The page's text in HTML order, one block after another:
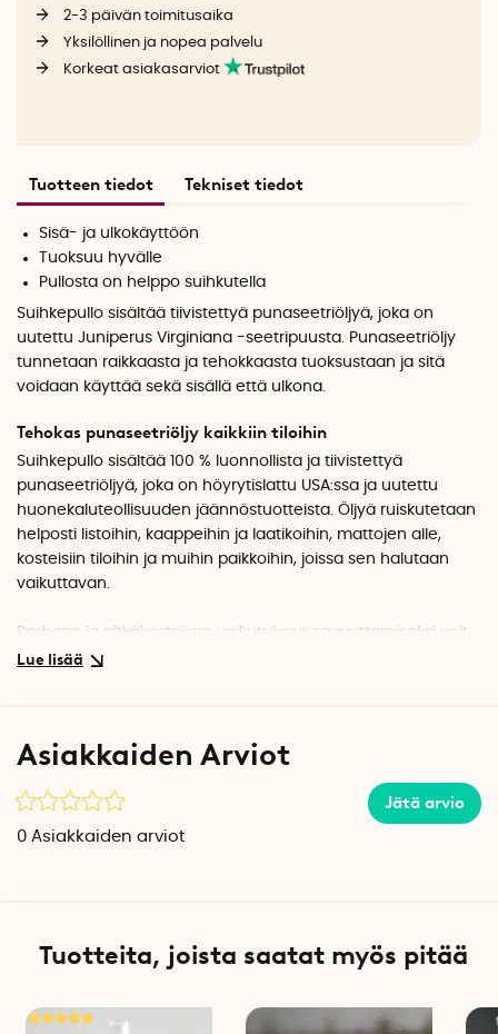
2-3 päivän toimitusaika
Yksilöllinen ja nopea palvelu
Korkeat asiakasarviot
Tuotteen tiedot Tekniset tiedot
Sisä- ja ulkokäyttöön
Tuoksuu hyvälle
Pullosta on helppo suihkutella
Suihkepullo sisältää tiivistettyä punaseetriöljyä, joka on
uutettu Juniperus Virginiana -seetripuusta. Punaseetriöljy
tunnetaan raikkaasta ja tehokkaasta tuoksustaan ja sitä
voidaan käyttää sekä sisällä että ulkona.
Tehokas punaseetriöljy kaikkiin tiloihin
Suihkepullo sisältää 100 % luonnollista ja tiivistettyä
punaseetriöljyä, joka on höyrytislattu USA:ssa ja uutettu
huonekaluteollisuuden jäännöstuotteista. Öljyä ruiskutetaan
helposti listoihin, kaappeihin ja laatikoihin, mattojen alle,
kosteisiin tiloihin ja muihin paikkoihin, joissa sen halutaan
vaikuttavan.
Parhaan ja pitkäkestoisen vaikutuksen saavuttamiseksi voit
käyttää öljyä seetripuupalikoissa ja kuutioissa vahvistamaan
Punaista setriöljyä on saatavana myös suuremmassa
Asiakkaiden Arviot
Jätä arvio
0 Asiakkaiden arviot
Tuotteita, joista saatat myös pitää